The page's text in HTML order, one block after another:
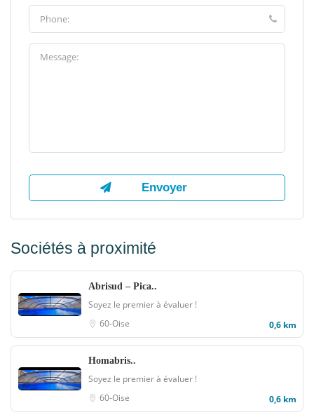
Sociétés à proximité
Abrisud – Pica..
Soyez le premier à évaluer !
60-Oise
0,6 km
Homabris..
Soyez le premier à évaluer !
60-Oise
0,6 km